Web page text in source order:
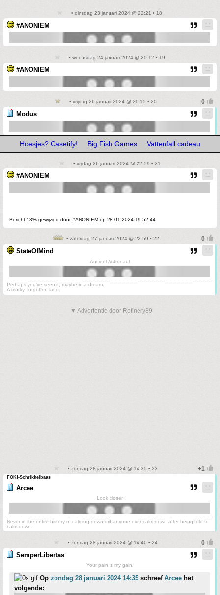
• dinsdag 23 januari 2024 @ 22:21 • 18
#ANONIEM
• woensdag 24 januari 2024 @ 20:12 • 19
#ANONIEM
• vrijdag 26 januari 2024 @ 20:15 • 20
Modus
Hoesjes? Casetify! Big Fish Games Vattenfall cadeau
• vrijdag 26 januari 2024 @ 22:59 • 21
#ANONIEM
Bericht 13% gewijzigd door #ANONIEM op 28-01-2024 19:52:44
• zaterdag 27 januari 2024 @ 22:59 • 22
StateOfMind
Ancient Astronaut
Perhaps you've seen it, maybe in a dream.
A murky, forgotten land.
▼ Advertentie door Refinery89
• zondag 28 januari 2024 @ 14:35 • 23
FOK!-Schrikkelbaas
Arcee
Look closer
Never in the entire history of calming down did anyone ever calm down after being told to
calm down.
• zondag 28 januari 2024 @ 14:40 • 24
SemperLibertas
Your pain is my gain.
Op zondag 28 januari 2024 14:35 schreef Arcee het
volgende: